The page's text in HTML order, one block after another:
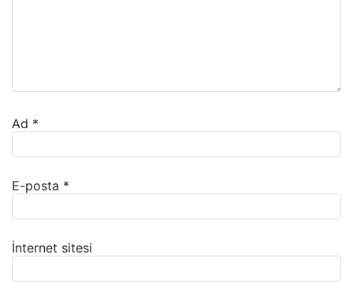
Ad *
E-posta *
İnternet sitesi